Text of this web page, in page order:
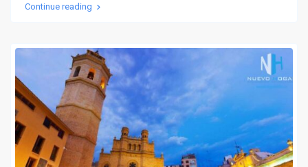
Continue reading